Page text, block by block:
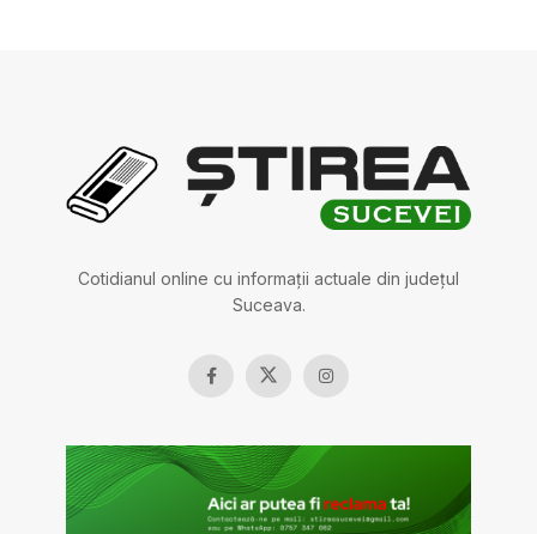
Cotidianul online cu informații actuale din județul
Suceava.